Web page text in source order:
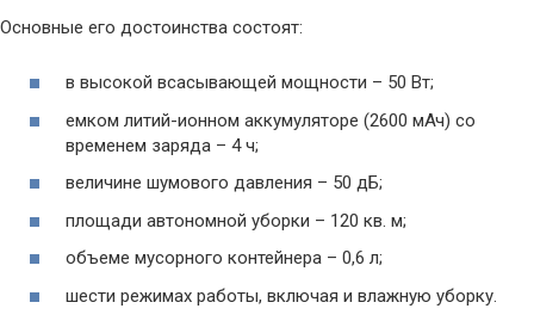
Основные его достоинства состоят:
в высокой всасывающей мощности – 50 Вт;
емком литий-ионном аккумуляторе (2600 мАч) со
временем заряда – 4 ч;
величине шумового давления – 50 дБ;
площади автономной уборки – 120 кв. м;
объеме мусорного контейнера – 0,6 л;
шести режимах работы, включая и влажную уборку.